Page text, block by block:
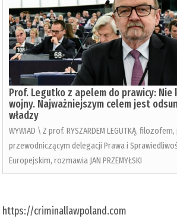
Prof. Legutko z apelem do prawicy:
wojny. Najważniejszym celem jest
władzy
WYWIAD \ Z prof. RYSZARDEM LEGUTKĄ,
przewodniczącym delegacji Prawa i
Europejskim, rozmawia JAN PRZEMYŁSKI
https://criminallawpoland.com